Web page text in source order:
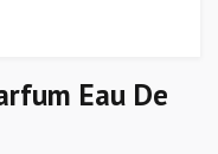
Eau De